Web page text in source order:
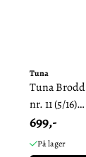
Tuna
Tuna Brodd
nr. 11 (5/16)
8mm - Pakke
699,-
På lager